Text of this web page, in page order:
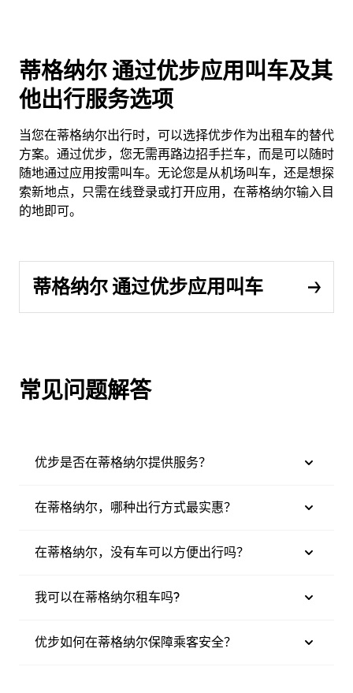
蒂格纳尔 通过优步应用叫车及其
他出行服务选项
当您在蒂格纳尔出行时，可以选择优步作为出租车的替代
方案。通过优步，您无需再路边招手拦车，而是可以随时
随地通过应用按需叫车。无论您是从机场叫车，还是想探
索新地点，只需在线登录或打开应用，在蒂格纳尔输入目
的地即可。
蒂格纳尔 通过优步应用叫车
常见问题解答
优步是否在蒂格纳尔提供服务？
在蒂格纳尔，哪种出行方式最实惠？
在蒂格纳尔，没有车可以方便出行吗？
我可以在蒂格纳尔租车吗?
优步如何在蒂格纳尔保障乘客安全？